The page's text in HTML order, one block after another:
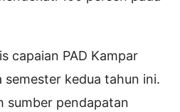
capaian PAD Kampar
kedua tahun ini.
sumber pendapatan